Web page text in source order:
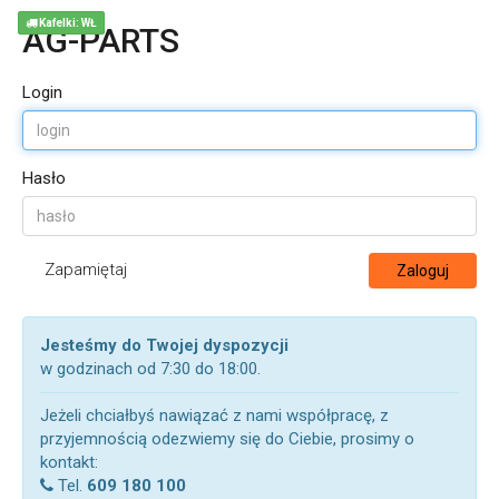
AG-PARTS
Login
Hasło
Zapamiętaj Zaloguj
Jesteśmy do Twojej dyspozycji
w godzinach od 7:30 do 18:00.
Jeżeli chciałbyś nawiązać z nami współpracę, z
przyjemnością odezwiemy się do Ciebie, prosimy o
kontakt:
Tel. 609 180 100
Kafelki: WŁ